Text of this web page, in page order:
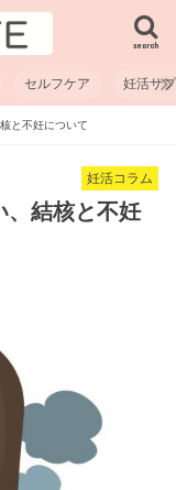
search
セルフケア 妊活サ
と不妊について
妊活コラム
、結核と不妊